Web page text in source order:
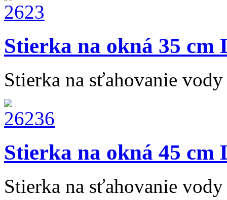
Stierka na okná 35 cm
Stierka na sťahovanie
Stierka na okná 45 cm
Stierka na sťahovanie